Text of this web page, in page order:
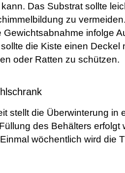
Das Substrat sollte
zu
Gewichtsabnahme infolge
die Kiste einen Deckel
oder Ratten zu schützen.
stellt die Überwinterung in
des Behälters erfolgt
wöchentlich wird die